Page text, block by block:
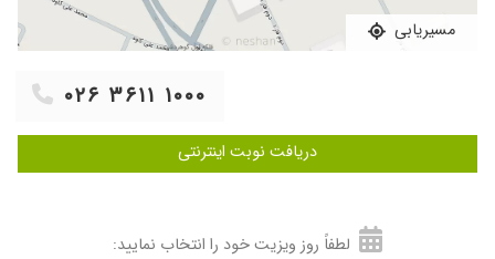
مسیریابی
۰۲۶ ۳۶۱۱ ۱۰۰۰
دریافت نوبت اینترنتی
لطفاً روز ویزیت خود را انتخاب نمایید: